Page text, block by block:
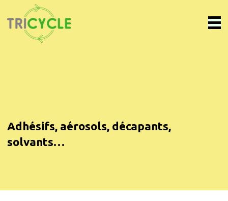
Adhésifs, aérosols, décapants,
solvants…